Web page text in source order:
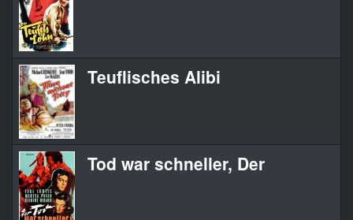
Teuflisches Alibi
Tod war schneller, Der